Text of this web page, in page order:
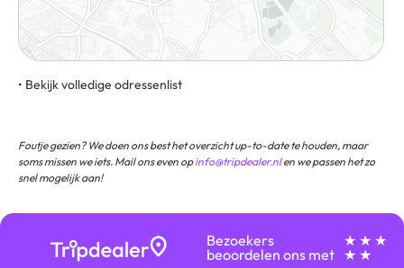
• Bekijk volledige odressenlist
Foutje gezien? We doen ons best het overzicht up-to-date te houden, maar
soms missen we iets. Mail ons even opinfo@tripdealer.nlen we passen het zo
snel mogelijk aan!
Bezoekers
beoordelen ons met
★ ★ ★
★ ★